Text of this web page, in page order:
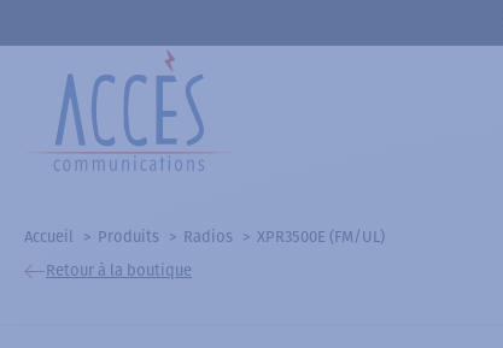
Accueil Produits Radios
XPR3500E (FM/UL)
Retour à la boutique